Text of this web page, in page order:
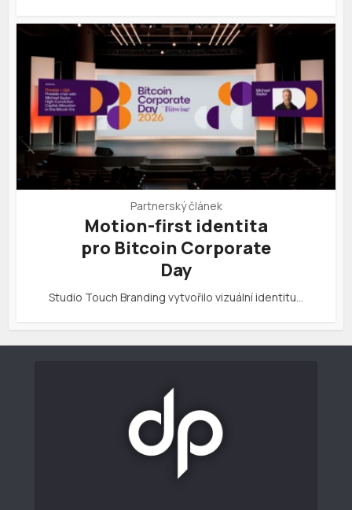
Partnerský článek
Motion-first identita
pro Bitcoin Corporate
Day
Studio Touch Branding vytvořilo vizuální identitu…